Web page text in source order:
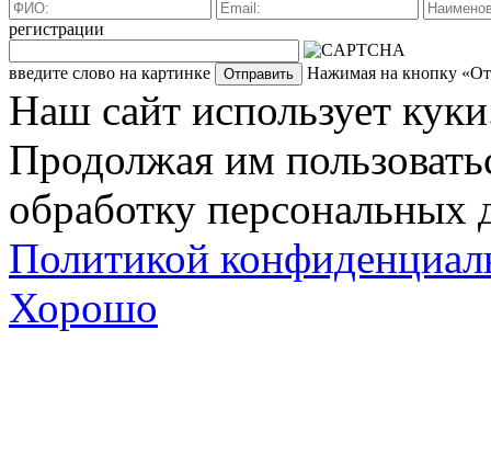
регистрации
введите слово на картинке Нажимая на кнопку
Наш сайт использует
Продолжая им
обработку персональных
Политикой
Хорошо